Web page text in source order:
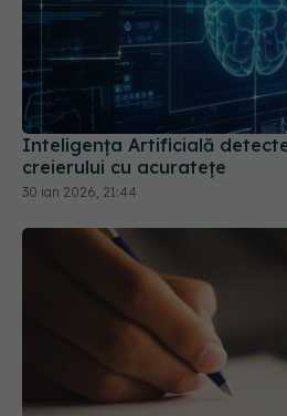
Inteligența Artificială
creierului cu acuratețe
30 ian 2026, 21:44